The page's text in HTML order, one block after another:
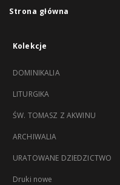
Strona główna
Kolekcje
DOMINIKALIA
LITURGIKA
ŚW. TOMASZ Z AKWINU
ARCHIWALIA
URATOWANE DZIEDZICTWO
Druki nowe